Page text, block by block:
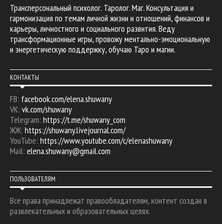
Трансперсональный психолог. Таролог. Маг. Консультация и
гармонизация по темам личной жизни и отношений, финансов и
карьеры, личностного и социального развития. Веду
трансформационные игры, провожу ментально-эмоциональную
и энергетическую поддержку, обучаю Таро и магии.
КОНТАКТЫ
FB: facebook.com/elena.shuwany
VK: vk.com/shuwany
Telegram: https://t.me/shuwany_com
ЖЖ: https://shuwany.livejournal.com/
YouTube: https://www.youtube.com/c/elenashuwany
Mail: elena.shuwany@gmail.com
ПОЛЬЗОВАТЕЛЯМ
Все права принадлежат правообладателям, контент создан в
развлекательных и образовательных целях.